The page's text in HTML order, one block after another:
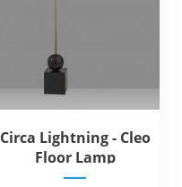
Circa Lightning - Cleo
Floor Lamp